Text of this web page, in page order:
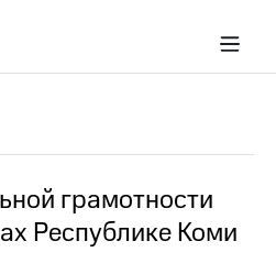
грамотности
Республике Коми